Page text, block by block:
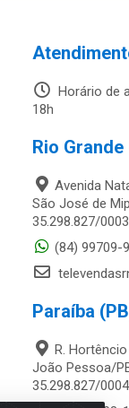
Horário de
18h
Rio
Avenida
São José de
35.298.827/
(84) 99709-
Paraíba
R.
João Pessoa/
35.298.827/